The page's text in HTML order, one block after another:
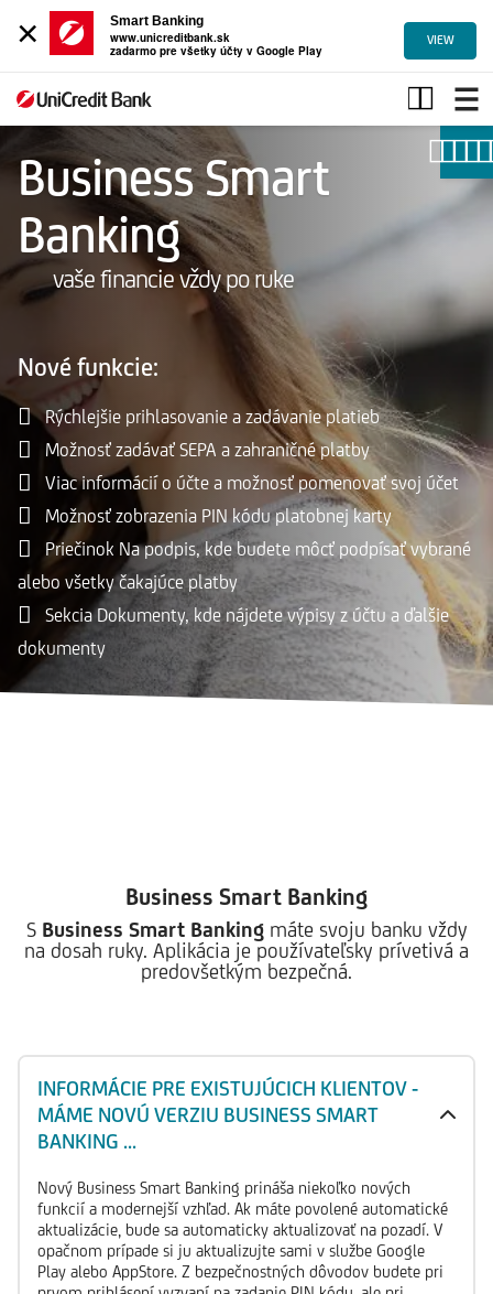
×
Smart Banking
www.unicreditbank.sk
zadarmo pre všetky účty v Google Play
VIEW
Business
Smart
banking
Business Smart
Banking
vaše financie vždy po ruke
Nové funkcie:
Rýchlejšie prihlasovanie a zadávanie platieb
Možnosť zadávať SEPA a zahraničné platby
Viac informácií o účte a možnosť pomenovať svoj účet
Možnosť zobrazenia PIN kódu platobnej karty
Priečinok Na podpis, kde budete môcť podpísať vybrané
alebo všetky čakajúce platby
Sekcia Dokumenty, kde nájdete výpisy z účtu a ďalšie
dokumenty
Business Smart Banking
S Business Smart Bankingmáte svoju banku vždy
na dosah ruky. Aplikácia je používateľsky prívetivá a
predovšetkým bezpečná.
INFORMÁCIE PRE EXISTUJÚCICH KLIENTOV -
MÁME NOVÚ VERZIU BUSINESS SMART
BANKING ...
Nový Business Smart Banking prináša niekoľko nových
funkcií a modernejší vzhľad. Ak máte povolené automatické
aktualizácie, bude sa automaticky aktualizovať na pozadí. V
opačnom prípade si ju aktualizujte sami v službe Google
Play alebo AppStore. Z bezpečnostných dôvodov budete pri